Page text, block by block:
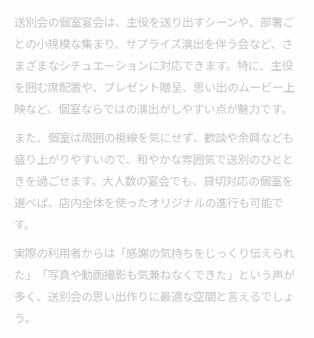
送別会の個室宴会は、主役を送り出すシーンや、部署ご
との小規模な集まり、サプライズ演出を伴う会など、さ
まざまなシチュエーションに対応できます。特に、主役
を囲む席配置や、プレゼント贈呈、思い出のムービー上
映など、個室ならではの演出がしやすい点が魅力です。
また、個室は周囲の視線を気にせず、歓談や余興なども
盛り上がりやすいので、和やかな雰囲気で送別のひとと
きを過ごせます。大人数の宴会でも、貸切対応の個室を
選べば、店内全体を使ったオリジナルの進行も可能で
す。
実際の利用者からは「感謝の気持ちをじっくり伝えられ
た」「写真や動画撮影も気兼ねなくできた」という声が
多く、送別会の思い出作りに最適な空間と言えるでしょ
う。